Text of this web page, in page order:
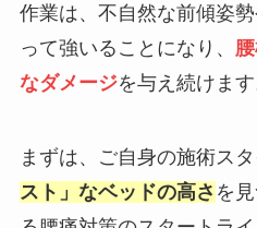
作業は、不自然な前傾姿
って強いることになり、
なダメージを与え続けます
まずは、ご自身の施術ス
スト」なベッドの高さ を